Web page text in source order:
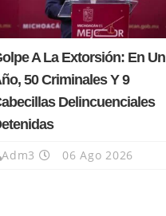
A La Extorsión: En Un
50 Criminales Y 9
Delincuenciales
Adm3 06 Ago 2026